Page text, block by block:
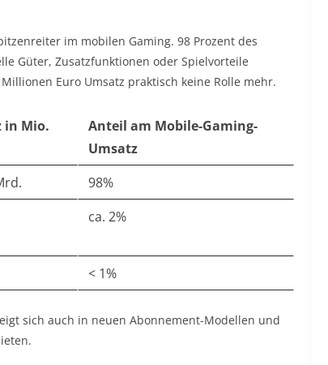
im mobilen Gaming. 98 Prozent des
Güter, Zusatzfunktionen oder Spielvorteile
Euro Umsatz praktisch keine Rolle mehr.
in Mio.
Anteil am Mobile-Gaming-
Umsatz
98%
ca. 2%
< 1%
sich auch in neuen Abonnement-Modellen und